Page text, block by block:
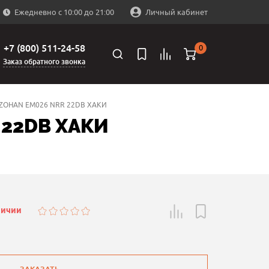
Ежедневно с 10:00 до 21:00 Личный кабинет
+7 (800) 511-24-58
Заказ обратного звонка
0
EM026 NRR 22DB ХАКИ
ХАКИ